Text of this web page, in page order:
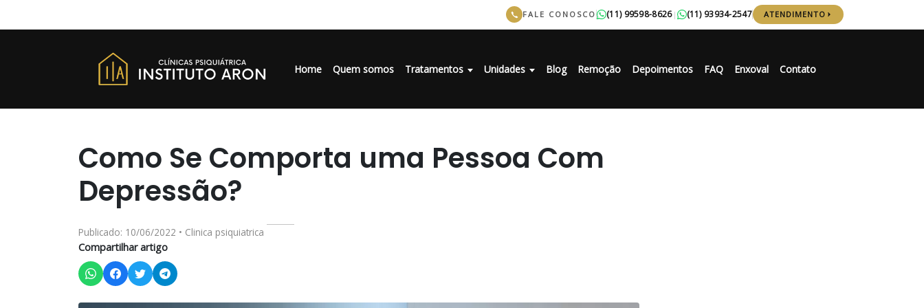
FALE CONOSCO (11) 99598-8626| (11) 93934-2547 ATENDIMENTO
Home Quem somos Tratamentos Unidades Blog Remoção Depoimentos FAQ Enxoval Contato
Como Se Comporta uma Pessoa Com
Depressão?
Publicado: 10/06/2022 • Clinica psiquiatrica
Compartilhar artigo